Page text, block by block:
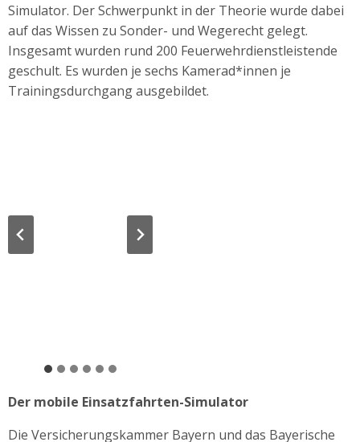
Simulator. Der Schwerpunkt in der Theorie wurde dabei
auf das Wissen zu Sonder- und Wegerecht gelegt.
Insgesamt wurden rund 200 Feuerwehrdienstleistende
geschult. Es wurden je sechs Kamerad*innen je
Trainingsdurchgang ausgebildet.
Der mobile Einsatzfahrten-Simulator
Die Versicherungskammer Bayern und das Bayerische